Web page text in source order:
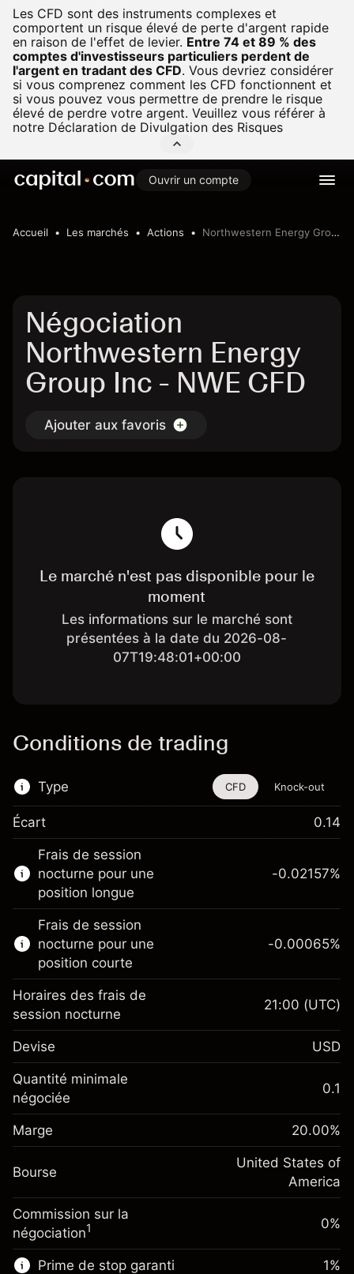
Les CFD sont des instruments complexes et
comportent un risque élevé de perte d'argent rapide
en raison de l'effet de levier. Entre 74 et 89 % des
comptes d'investisseurs particuliers perdent de
l'argent en tradant des CFD. Vous devriez considérer
si vous comprenez comment les CFD fonctionnent et
si vous pouvez vous permettre de prendre le risque
élevé de perdre votre argent. Veuillez vous référer à
notre Déclaration de Divulgation des Risques
Ouvrir un compte
Accueil Les marchés Actions Northwestern Energy Group Inc
Négociation
Northwestern Energy
Group Inc - NWE CFD
Ajouter aux favoris
Le marché n'est pas disponible pour le
moment
Les informations sur le marché sont
présentées à la date du 2026-08-
07T19:48:01+00:00
Conditions de trading
Type
Cet instrument financier est disponible pour
le trading via les CFD et les Knock-outs.
En savoir plus sur :
CFD
Knock-outs
CFD Knock-out
Écart 0.14
Frais de session
nocturne pour une
position longue
Marge. Votre
investissement
$1,000.00
Ajustement des fonds de
overnight
(-$1.08)
Taille de la position avec effet de levier
~$5,000.00
$4,000.00
Vers la plateforme
-0.02157%
Frais de session
nocturne pour une
position courte
Marge. Votre
investissement
Ajustement des fonds
Frais sur la valeur totale de la
position
-0.000654
%
(-$0.03)
Taille de la position avec effet de levier
~$5,000.00
Valeur nominale avec effet de levier
-0.00065%
Horaires des frais de
session nocturne
21:00 (UTC)
Devise USD
Quantité minimale
négociée
0.1
Marge 20.00%
Bourse
United States of
America
Commission sur la
négociation1 0%
Prime de stop garanti 1%